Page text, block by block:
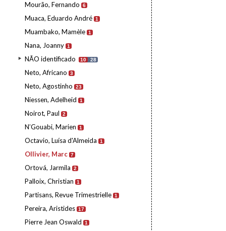
Mourão, Fernando 6
Muaca, Eduardo André 1
Muambako, Mamèle 1
Nana, Joanny 1
NÃO identificado 10 28
Neto, Africano 3
Neto, Agostinho 23
Niessen, Adelheid 1
Noirot, Paul 2
N’Gouabi, Marien 1
Octavio, Luísa d'Almeida 1
Ollivier, Marc 7
Ortová, Jarmila 2
Palloix, Christian 1
Partisans, Revue Trimestrielle 1
Pereira, Aristides 17
Pierre Jean Oswald 1